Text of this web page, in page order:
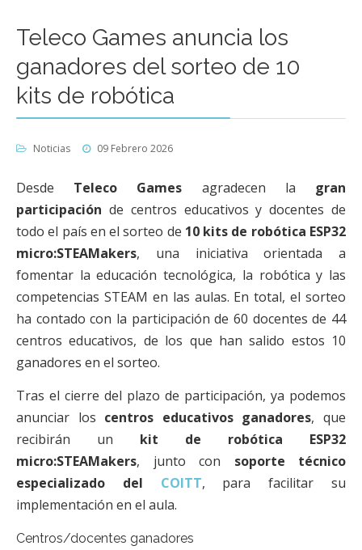
Teleco Games anuncia los
ganadores del sorteo de 10
kits de robótica
Noticias 09 Febrero 2026
Desde Teleco Games agradecen la
gran
participación de centros educativos y docentes de
todo el país en el sorteo de 10 kits de robótica ESP32
micro:STEAMakers, una iniciativa orientada a
fomentar la educación tecnológica, la robótica y las
competencias STEAM en las aulas. En total, el sorteo
ha contado con la participación de 60 docentes de 44
centros educativos, de los que han salido estos 10
ganadores en el sorteo.
Tras el cierre del plazo de participación, ya podemos
anunciar los centros educativos ganadores, que
recibirán un
kit de robótica ESP32
micro:STEAMakers, junto con
soporte técnico
especializado del
COITT, para facilitar su
implementación en el aula.
Centros/docentes ganadores